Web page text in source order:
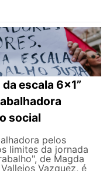
escala 6x1”
social
pelos
limites da jornada
de Magda
Vazquez, é